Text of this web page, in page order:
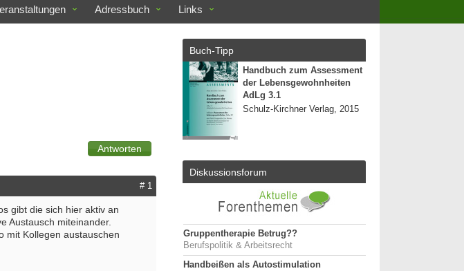
Adressbuch Links
# 1
gibt die sich hier aktiv an
Austausch miteinander.
mit Kollegen austauschen
Buch-Tipp
Handbuch zum Assessment
der Lebensgewohnheiten
AdLg 3.1
Schulz-Kirchner Verlag, 2015
Diskussionsforum
Gruppentherapie Betrug??
Berufspolitik & Arbeitsrecht
Handbeißen als Autostimulation